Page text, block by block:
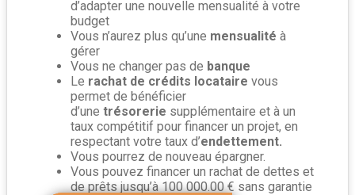
d’adapter une nouvelle mensualité à votre
budget
Vous n’aurez plus qu’une mensualité à
gérer
Vous ne changer pas de banque
Le rachat de crédits locataire vous
permet de bénéficier
d’une trésorerie supplémentaire et à un
taux compétitif pour financer un projet, en
respectant votre taux d’endettement.
Vous pourrez de nouveau épargner.
Vous pouvez financer un rachat de dettes et
de prêts jusqu’à 100 000.00 € sans garantie